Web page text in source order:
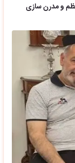
نظم و مدرن سازی